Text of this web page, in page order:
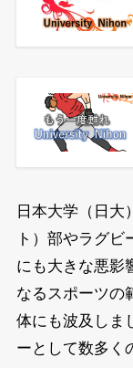
日本大学（日大
ト）部やラグ
にも大きな悪影
なるスポーツの
体にも波及しま
ーとして数多く